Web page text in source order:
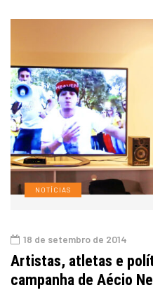
NOTÍCIAS
18 de setembro de 2014
Artistas, atletas e
campanha de Aécio